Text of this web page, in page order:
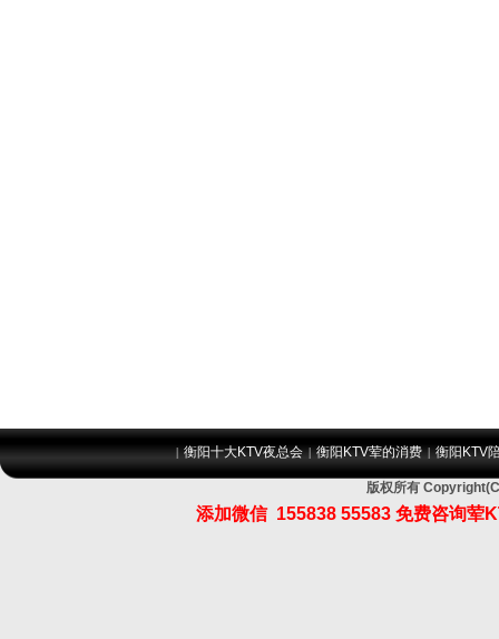
|衡阳十大KTV夜总会 |衡阳KTV荤的消费 |衡阳KTV
版权所有
添加微信 155838 55583 免费咨询荤